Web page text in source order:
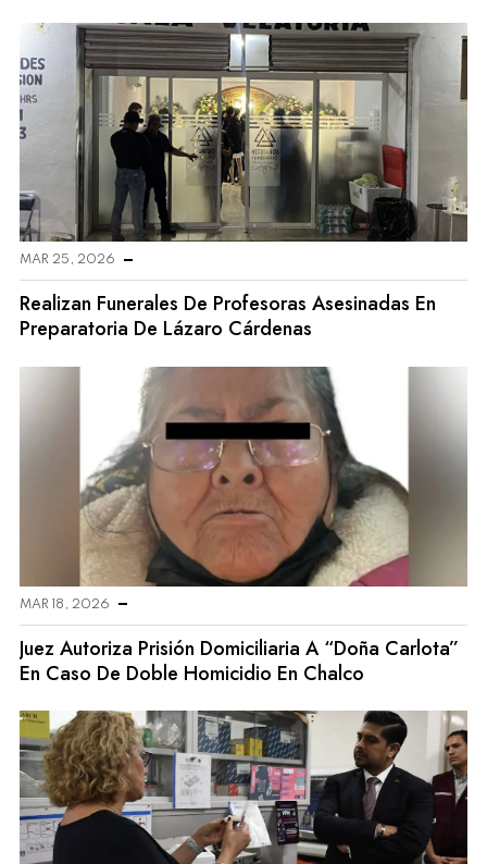
MAR 25, 2026
Realizan Funerales De Profesoras Asesinadas En
Preparatoria De Lázaro Cárdenas
MAR 18, 2026
Juez Autoriza Prisión Domiciliaria A “Doña Carlota”
En Caso De Doble Homicidio En Chalco